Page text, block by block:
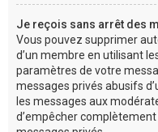
Je reçois sans arrêt des
Vous pouvez supprimer
d’un membre en utilisant
paramètres de votre
messages privés abusifs
les messages aux
d’empêcher